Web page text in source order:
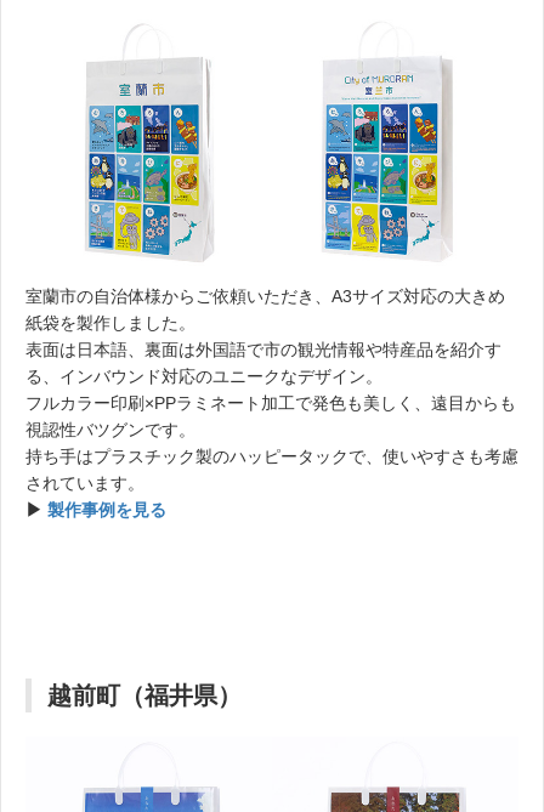
室蘭市の自治体様からご依頼いただき、A3サイズ対応の大きめ
紙袋を製作しました。
表面は日本語、裏面は外国語で市の観光情報や特産品を紹介す
る、インバウンド対応のユニークなデザイン。
フルカラー印刷×PPラミネート加工で発色も美しく、遠目からも
視認性バツグンです。
持ち手はプラスチック製のハッピータックで、使いやすさも考慮
されています。
▶︎ 製作事例を見る
越前町（福井県）